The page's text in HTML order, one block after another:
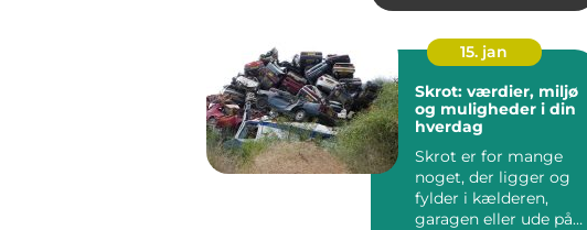
15. jan
Skrot: værdier, miljø
og muligheder i din
hverdag
Skrot er for mange
noget, der ligger og
fylder i kælderen,
garagen eller ude på